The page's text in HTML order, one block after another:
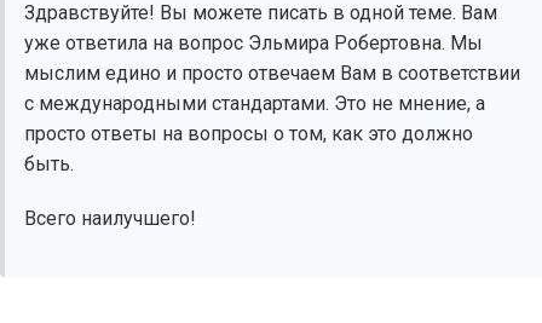
Здравствуйте! Вы можете писать в одной теме. Вам
уже ответила на вопрос Эльмира Робертовна. Мы
мыслим едино и просто отвечаем Вам в соответствии
с международными стандартами. Это не мнение, а
просто ответы на вопросы о том, как это должно
быть.
Всего наилучшего!